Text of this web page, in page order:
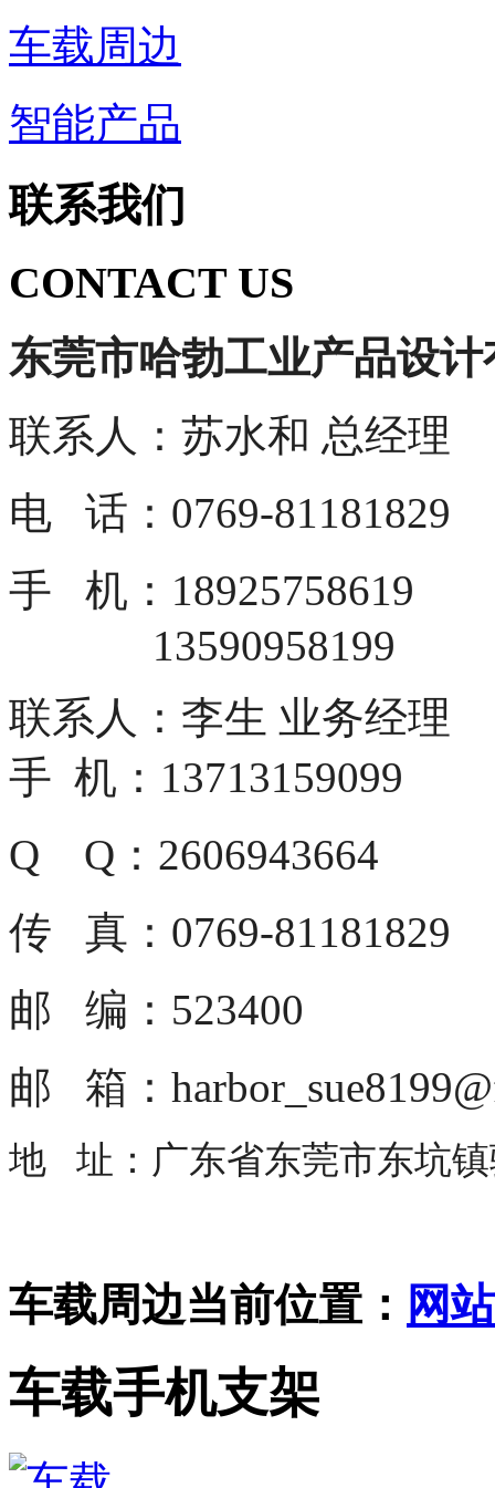
车载周边
智能产品
联系我们
CONTACT US
东莞市哈勃工业产品设
联系人：苏水和 总经理
电 话：0769-81181829
手 机：18925758619
13590958199
联系人：李生 业务经理
手 机：13713159099
Q Q：2606943664
传 真：0769-81181829
邮 编：523400
邮 箱：
地 址：广东省东莞市东坑
车载周边当前位置： 网
车载手机支架